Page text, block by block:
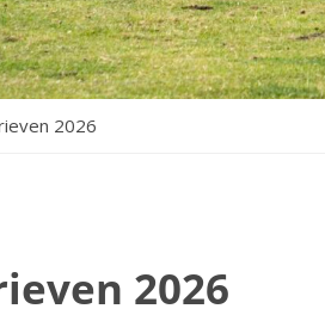
2026
2026